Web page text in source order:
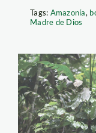
Tags: Amazonía,
Madre de Dios
Victor